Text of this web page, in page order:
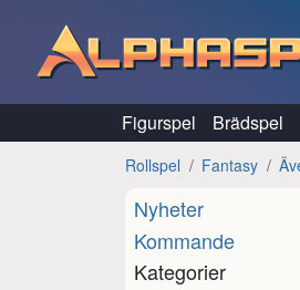
Figurspel Brädspel
Rollspel Fantasy
Nyheter
Kommande
Kategorier